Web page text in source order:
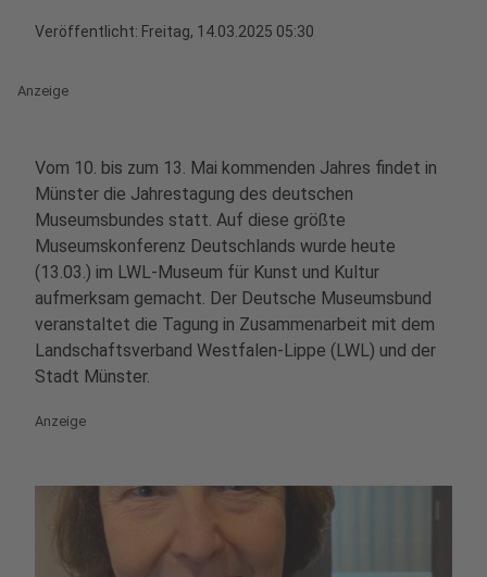
Veröffentlicht: Freitag, 14.03.2025 05:30
Anzeige
Vom 10. bis zum 13. Mai kommenden Jahres findet in
Münster die Jahrestagung des deutschen
Museumsbundes statt. Auf diese größte
Museumskonferenz Deutschlands wurde heute
(13.03.) im LWL-Museum für Kunst und Kultur
aufmerksam gemacht. Der Deutsche Museumsbund
veranstaltet die Tagung in Zusammenarbeit mit dem
Landschaftsverband Westfalen-Lippe (LWL) und der
Stadt Münster.
Anzeige